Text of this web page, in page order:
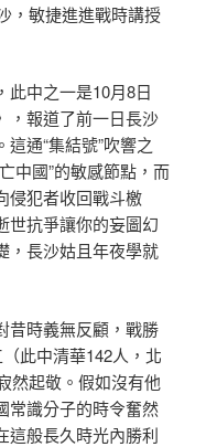
，敏捷進進戰時講授
此中之一是10月8日
，報道了前一日長沙
通“集結號”吹響之
中國”的敏感節點，而
侵犯者收回戰斗檄
世抗爭讓你的妄圖幻
，長沙姑且年夜學就
昔時義無反顧，戰勝
此中清華142人，北
然起敬。假如沒有他
常識分子的時令奮然
這般長久時光內勝利